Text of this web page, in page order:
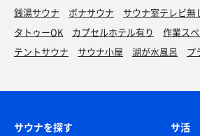
銭湯サウナ
ボナサウナ サウナ室テレビ無
タトゥーOK
カプセルホテル有り
作業ス
テントサウナ
サウナ小屋 湖が水風呂 プ
サウナを探す サ活